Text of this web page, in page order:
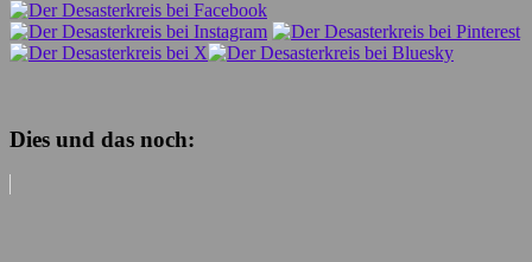
Dies und das noch: